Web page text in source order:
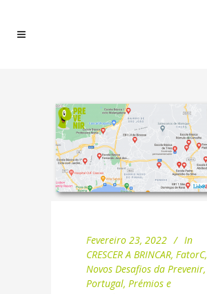
Fevereiro 23, 2022
In
CRESCER A BRINCAR, FatorC,
Novos Desafios da Prevenir,
Portugal, Prémios e